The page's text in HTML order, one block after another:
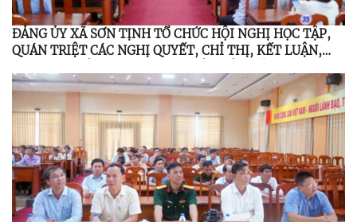
ĐẢNG ỦY XÃ SƠN TỊNH TỔ CHỨC HỘI NGHỊ HỌC TẬP,
QUÁN TRIỆT CÁC NGHỊ QUYẾT, CHỈ THỊ, KẾT LUẬN,